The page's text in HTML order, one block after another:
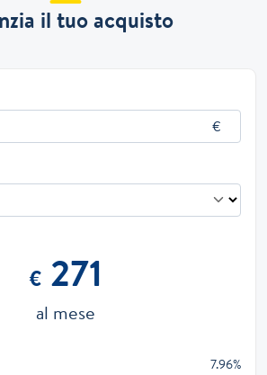
il tuo acquisto
€ 271
al mese
7.96%